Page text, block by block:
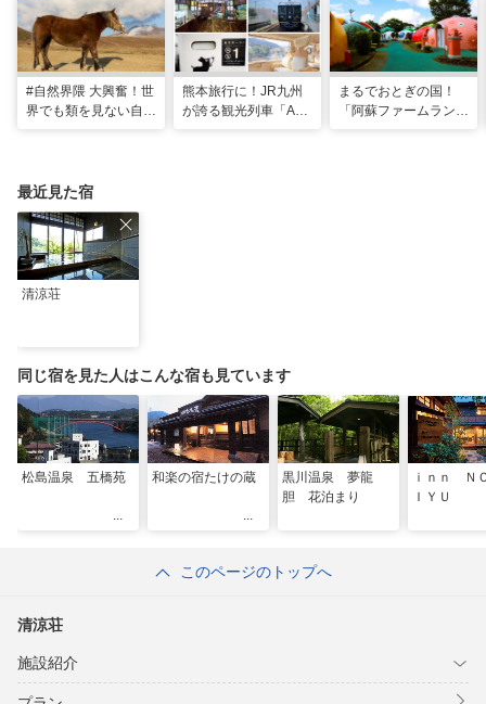
#自然界隈 大興奮！世
界でも類を見ない自然
熊本旅行に！JR九州
が誇る観光列車「A列
まるでおとぎの国！
「阿蘇ファームラン
最近見た宿
清涼荘
同じ宿を見た人はこんな宿も見ています
松島温泉 五橋苑 和楽の宿たけの蔵
黒川温泉 夢龍
胆 花泊まり
ｉｎｎ Ｎ
ＩＹＵ
このページのトップへ
清涼荘
施設紹介